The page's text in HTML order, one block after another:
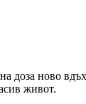
доза ново
живот.